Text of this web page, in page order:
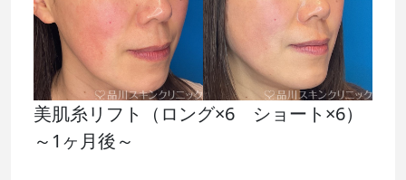
美肌糸リフト（ロング×6 ショート×6）
～1ヶ月後～